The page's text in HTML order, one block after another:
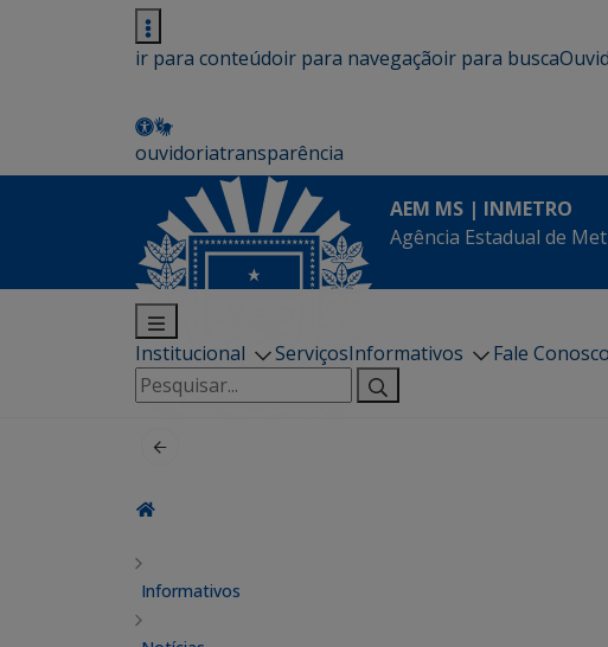
ir para conteúdoir para navegaçãoir para busca
ouvidoriatransparência
AEM MS | INMETRO
Agência Estadual de
Institucional ServiçosInformativos
Fale Conosco
Pesquisar
por:
Informativos